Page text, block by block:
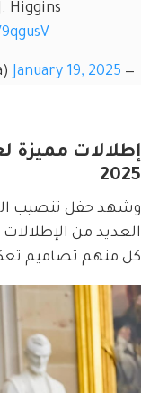
Higgins
— Oscar de la Renta (@OscardelaRenta)
January 19, 2025
إطلالات مميزة
2025
العديد من الإطلالات
كل منهم تصاميم